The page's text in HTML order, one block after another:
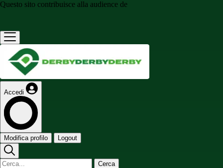
Questo sito contribuisce alla audience de
Accedi
Modifica profilo Logout
Cerca